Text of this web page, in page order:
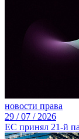
новости права
29 /07 / 2026
ЕС принял 21-й